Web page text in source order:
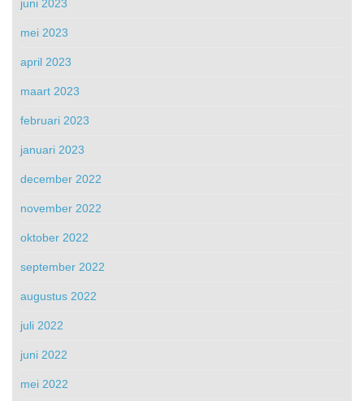
juni 2023
mei 2023
april 2023
maart 2023
februari 2023
januari 2023
december 2022
november 2022
oktober 2022
september 2022
augustus 2022
juli 2022
juni 2022
mei 2022